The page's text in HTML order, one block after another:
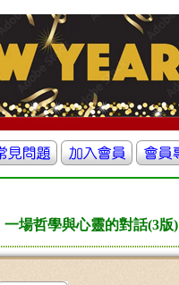
一場哲學與心靈的對話(3版)